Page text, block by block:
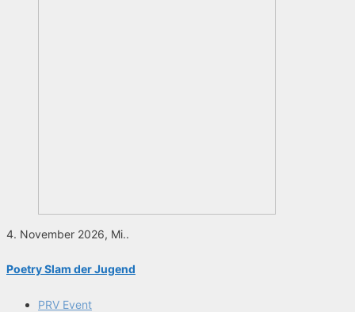
4. November 2026, Mi..
Poetry Slam der Jugend
PRV Event